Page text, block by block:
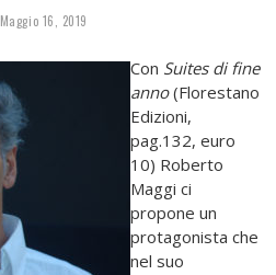
Maggio 16, 2019
Con Suites di fine
anno(Florestano
Edizioni,
pag.132, euro
10) Roberto
Maggi ci
propone un
protagonista che
nel suo